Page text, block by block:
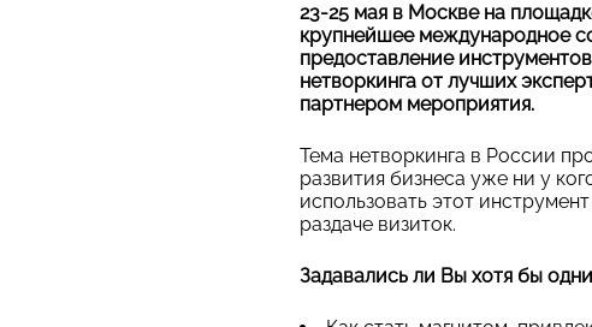
23-25 мая в Москве на
крупнейшее международное
предоставление
нетворкинга от лучших
партнером мероприятия.
Тема нетворкинга в России
развития бизнеса уже ни у
использовать этот
раздаче визиток.
Задавались ли Вы хотя бы